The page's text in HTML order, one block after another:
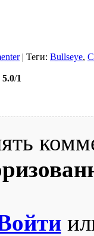
| Теги: Bullseye,
5.0/1